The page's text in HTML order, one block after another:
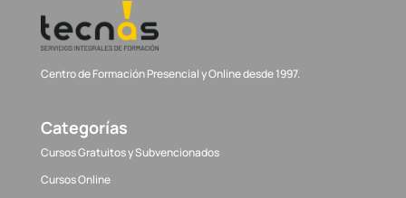
Centro de Formación Presencial y Online desde 1997.
Categorías
Cursos Gratuitos y Subvencionados
Cursos Online